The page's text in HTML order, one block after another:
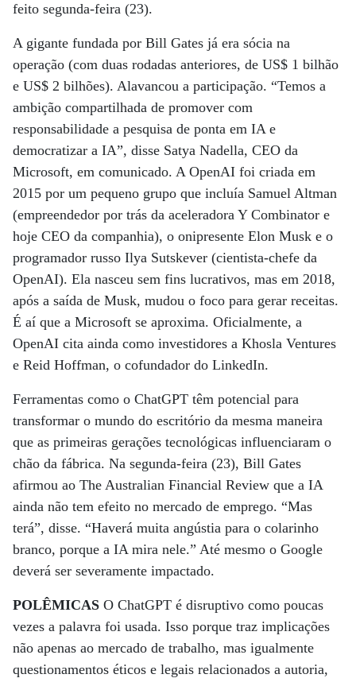
feito segunda-feira (23).
A gigante fundada por Bill Gates já era sócia na
operação (com duas rodadas anteriores, de US$ 1 bilhão
e US$ 2 bilhões). Alavancou a participação. “Temos a
ambição compartilhada de promover com
responsabilidade a pesquisa de ponta em IA e
democratizar a IA”, disse Satya Nadella, CEO da
Microsoft, em comunicado. A OpenAI foi criada em
2015 por um pequeno grupo que incluía Samuel Altman
(empreendedor por trás da aceleradora Y Combinator e
hoje CEO da companhia), o onipresente Elon Musk e o
programador russo Ilya Sutskever (cientista-chefe da
OpenAI). Ela nasceu sem fins lucrativos, mas em 2018,
após a saída de Musk, mudou o foco para gerar receitas.
É aí que a Microsoft se aproxima. Oficialmente, a
OpenAI cita ainda como investidores a Khosla Ventures
e Reid Hoffman, o cofundador do LinkedIn.
Ferramentas como o ChatGPT têm potencial para
transformar o mundo do escritório da mesma maneira
que as primeiras gerações tecnológicas influenciaram o
chão da fábrica. Na segunda-feira (23), Bill Gates
afirmou ao The Australian Financial Review que a IA
ainda não tem efeito no mercado de emprego. “Mas
terá”, disse. “Haverá muita angústia para o colarinho
branco, porque a IA mira nele.” Até mesmo o Google
deverá ser severamente impactado.
POLÊMICAS O ChatGPT é disruptivo como poucas
vezes a palavra foi usada. Isso porque traz implicações
não apenas ao mercado de trabalho, mas igualmente
questionamentos éticos e legais relacionados a autoria,